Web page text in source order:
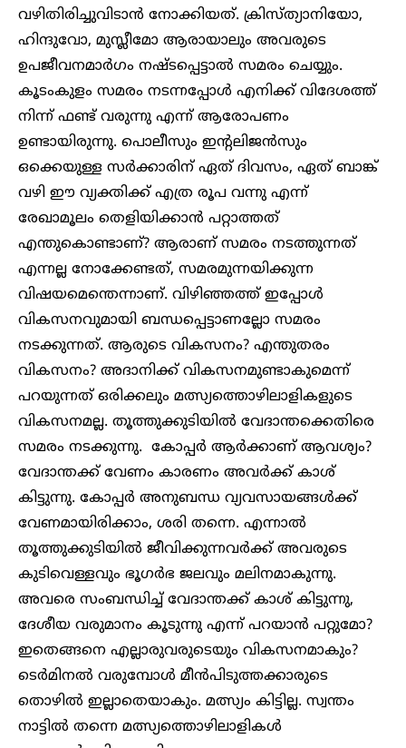
വഴിതിരിച്ചുവിടാൻ നോക്കിയത്. ക്രിസ്ത്യാനിയോ,
ഹിന്ദുവോ, മുസ്ലീമോ ആരായാലും അവരുടെ
ഉപജീവനമാർഗം നഷ്ടപ്പെട്ടാൽ സമരം ചെയ്യും.
കൂടംകുളം സമരം നടന്നപ്പോൾ എനിക്ക് വിദേശത്ത്
നിന്ന് ഫണ്ട് വരുന്നു എന്ന് ആരോപണം
ഉണ്ടായിരുന്നു. പൊലീസും ഇന്റലിജൻസും
ഒക്കെയുള്ള സർക്കാരിന് ഏത് ദിവസം, ഏത് ബാങ്ക്
വഴി ഈ വ്യക്തിക്ക് എത്ര രൂപ വന്നു എന്ന്
രേഖാമൂലം തെളിയിക്കാൻ പറ്റാത്തത്
എന്തുകൊണ്ടാണ്? ആരാണ് സമരം നടത്തുന്നത്
എന്നല്ല നോക്കേണ്ടത്, സമരമുന്നയിക്കുന്ന
വിഷയമെന്തെന്നാണ്. വിഴി‍ഞ്ഞത്ത് ഇപ്പോൾ
വികസനവുമായി ബന്ധപ്പെട്ടാണല്ലോ സമരം
നടക്കുന്നത്. ആരുടെ വികസനം? എന്തുതരം
വികസനം? അദാനിക്ക് വികസനമുണ്ടാകുമെന്ന്
പറയുന്നത് ഒരിക്കലും മത്സ്യത്തൊഴിലാളികളുടെ
വികസനമല്ല. തൂത്തുക്കുടിയിൽ വേദാന്തക്കെതിരെ
സമരം നടക്കുന്നു. കോപ്പർ ആർക്കാണ് ആവശ്യം?
വേദാന്തക്ക് വേണം കാരണം അവർക്ക് കാശ്
കിട്ടുന്നു. കോപ്പർ അനുബന്ധ വ്യവസായങ്ങൾക്ക്
വേണമായിരിക്കാം, ശരി തന്നെ. എന്നാൽ
തൂത്തുക്കുടിയിൽ ജീവിക്കുന്നവർക്ക് അവരുടെ
കുടിവെള്ളവും ഭൂഗർഭ ജലവും മലിനമാകുന്നു.
അവരെ സംബന്ധിച്ച് വേദാന്തക്ക് കാശ് കിട്ടുന്നു,
ദേശീയ വരുമാനം കൂടുന്നു എന്ന് പറയാൻ പറ്റുമോ?
ഇതെങ്ങനെ എല്ലാരുവരുടെയും വികസനമാകും?
ടെർമിനൽ വരുമ്പോൾ മീൻപിടുത്തക്കാരുടെ
തൊഴിൽ ഇല്ലാതെയാകും. മത്സ്യം കിട്ടില്ല. സ്വന്തം
നാട്ടിൽ തന്നെ മത്സ്യത്തൊഴിലാളികൾ